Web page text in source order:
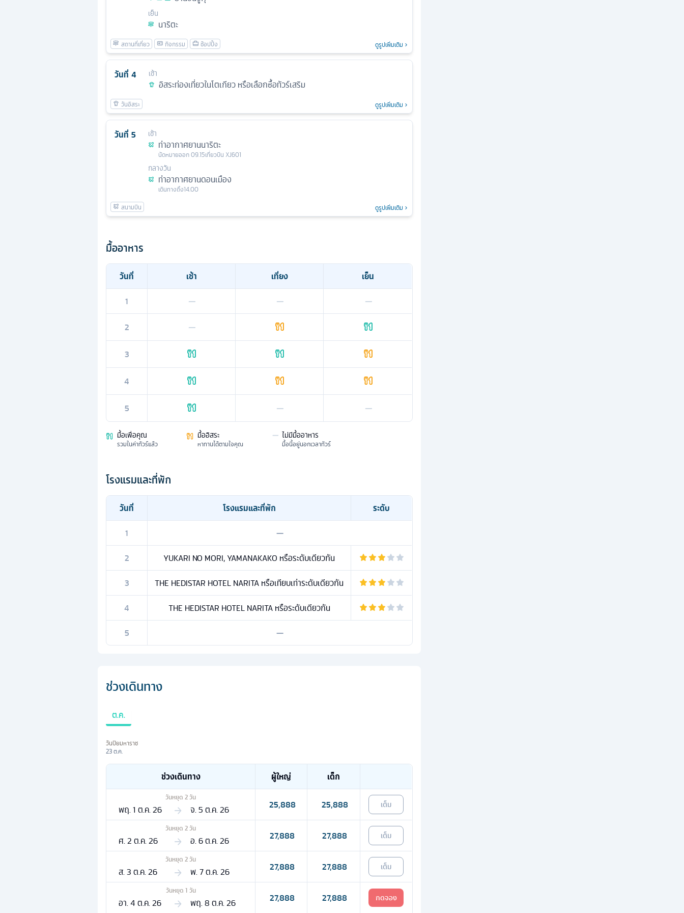
เย็น
นาริตะ
ดูรูปเพิ่มเติม
วันที่ 4 เช้า
อิสระท่องเที่ยวในโตเกียว หรือเลือกซื้อทัวร์เสริม
ดูรูปเพิ่มเติม
วันที่ 5 เช้า
ท่าอากาศยานนาริตะ
นัดหมายออก09.15เที่ยวบิน XJ601
กลางวัน
ท่าอากาศยานดอนเมือง
เดินทางถึง14.00
ดูรูปเพิ่มเติม
มื้ออาหาร
วันที่ เช้า เที่ยง
เย็น
1
— —
—
2
—
3
4
5 — —
มื้อเพื่อคุณ
รวมในค่าทัวร์แล้ว
มื้ออิสระ
หาทานได้ตามใจคุณ
— ไม่มีมื้ออาหาร
มื้อนี้อยู่นอกเวลาทัวร์
โรงแรมและที่พัก
วันที่ โรงแรมและที่พัก
ระดับ
1
—
2
YUKARI NO MORI, YAMANAKAKO หรือระดับเดียวกัน
3
THE HEDISTAR HOTEL NARITA หรือเทียบเท่าระดับเดียวกัน
4
THE HEDISTAR HOTEL NARITA หรือระดับเดียวกัน
5
—
ช่วงเดินทาง
ต.ค.
วันปิยมหาราช
23 ต.ค.
ช่วงเดินทาง ผู้ใหญ่ เด็ก
วันหยุด 2วัน
พฤ. 1 ต.ค. 26 จ. 5 ต.ค. 26 25,888 25,888 เต็ม
วันหยุด 2วัน
ศ. 2 ต.ค. 26 อ. 6 ต.ค. 26 27,888 27,888 เต็ม
วันหยุด 2วัน
ส. 3 ต.ค. 26 พ. 7 ต.ค. 26 27,888 27,888 เต็ม
วันหยุด 1 วัน
อา. 4 ต.ค. 26 พฤ. 8 ต.ค. 26 27,888 27,888 กดจอง